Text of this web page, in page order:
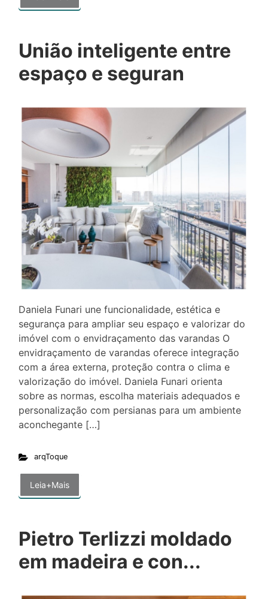
União inteligente entre
espaço e seguran
Daniela Funari une funcionalidade, estética e
segurança para ampliar seu espaço e valorizar do
imóvel com o envidraçamento das varandas O
envidraçamento de varandas oferece integração
com a área externa, proteção contra o clima e
valorização do imóvel. Daniela Funari orienta
sobre as normas, escolha materiais adequados e
personalização com persianas para um ambiente
aconchegante […]
arqToque
Leia+Mais
Pietro Terlizzi moldado
em madeira e con...